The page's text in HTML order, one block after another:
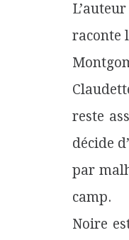
raconte
reste
décide
par
camp.
Noire